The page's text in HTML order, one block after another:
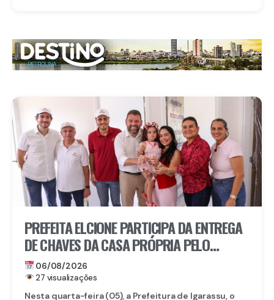
PREFEITA ELCIONE PARTICIPA DA ENTREGA
DE CHAVES DA CASA PRÓPRIA PELO
PROGRAMA MORAR BEM PE
06/08/2026
27 visualizações
Nesta quarta-feira (05), a Prefeitura de Igarassu, o